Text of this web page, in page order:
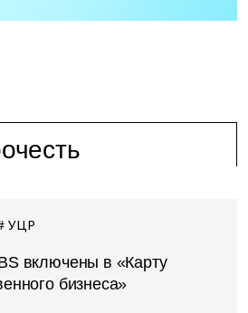
УЦР
включены в «Карту
бизнеса»